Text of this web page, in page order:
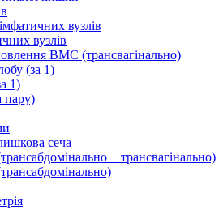
вузлів
вузлів
ВМС (трансвагінально)
(за 1)
1)
пару)
сеча
+ трансвагінально)